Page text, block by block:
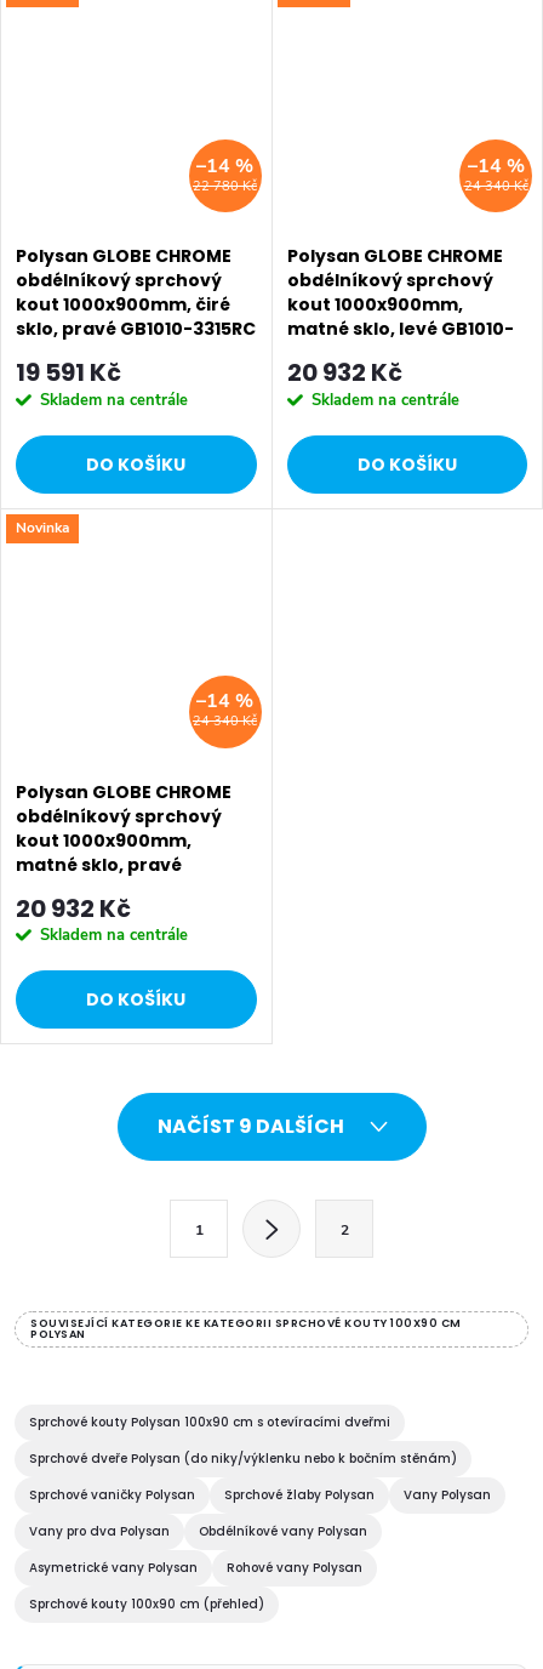
22 780 Kč
–14 %
Polysan GLOBE CHROME
obdélníkový sprchový
kout 1000x900mm, čiré
sklo, pravé GB1010-3315RC
19 591 Kč
Skladem na centrále
DO KOŠÍKU
24 340 Kč
–14 %
Polysan GLOBE CHROME
obdélníkový sprchový
kout 1000x900mm,
matné sklo, levé GB1010-
20 932 Kč
Skladem na centrále
DO KOŠÍKU
Novinka
24 340 Kč
–14 %
Polysan GLOBE CHROME
obdélníkový sprchový
kout 1000x900mm,
matné sklo, pravé
20 932 Kč
Skladem na centrále
DO KOŠÍKU
d
a
c
p
v
k
NAČÍST 9 DALŠÍCH
á
n
v
á
n
1 2
SOUVISEJÍCÍ KATEGORIE KE KATEGORII SPRCHOVÉ KOUTY 100X90 CM
POLYSAN
Sprchové kouty Polysan 100x90 cm s otevíracími dveřmi
Sprchové dveře Polysan (do niky/výklenku nebo k bočním stěnám)
Sprchové vaničky Polysan
Sprchové žlaby Polysan
Vany Polysan
Vany pro dva Polysan
Obdélníkové vany Polysan
Asymetrické vany Polysan
Rohové vany Polysan
Sprchové kouty 100x90 cm (přehled)